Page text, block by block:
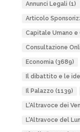
Annunci Legali (1)
Articolo
Capitale Umano
Consultazione
Economia(3689)
Il dibattito e le
Il Palazzo (1139)
L'Altravoce dei
L'Altravoce del